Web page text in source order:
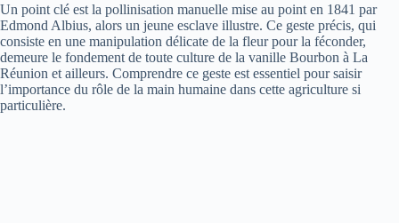
Un point clé est la pollinisation manuelle mise au point en 1841 par
Edmond Albius, alors un jeune esclave illustre. Ce geste précis, qui
consiste en une manipulation délicate de la fleur pour la féconder,
demeure le fondement de toute culture de la vanille Bourbon à La
Réunion et ailleurs. Comprendre ce geste est essentiel pour saisir
l’importance du rôle de la main humaine dans cette agriculture si
particulière.